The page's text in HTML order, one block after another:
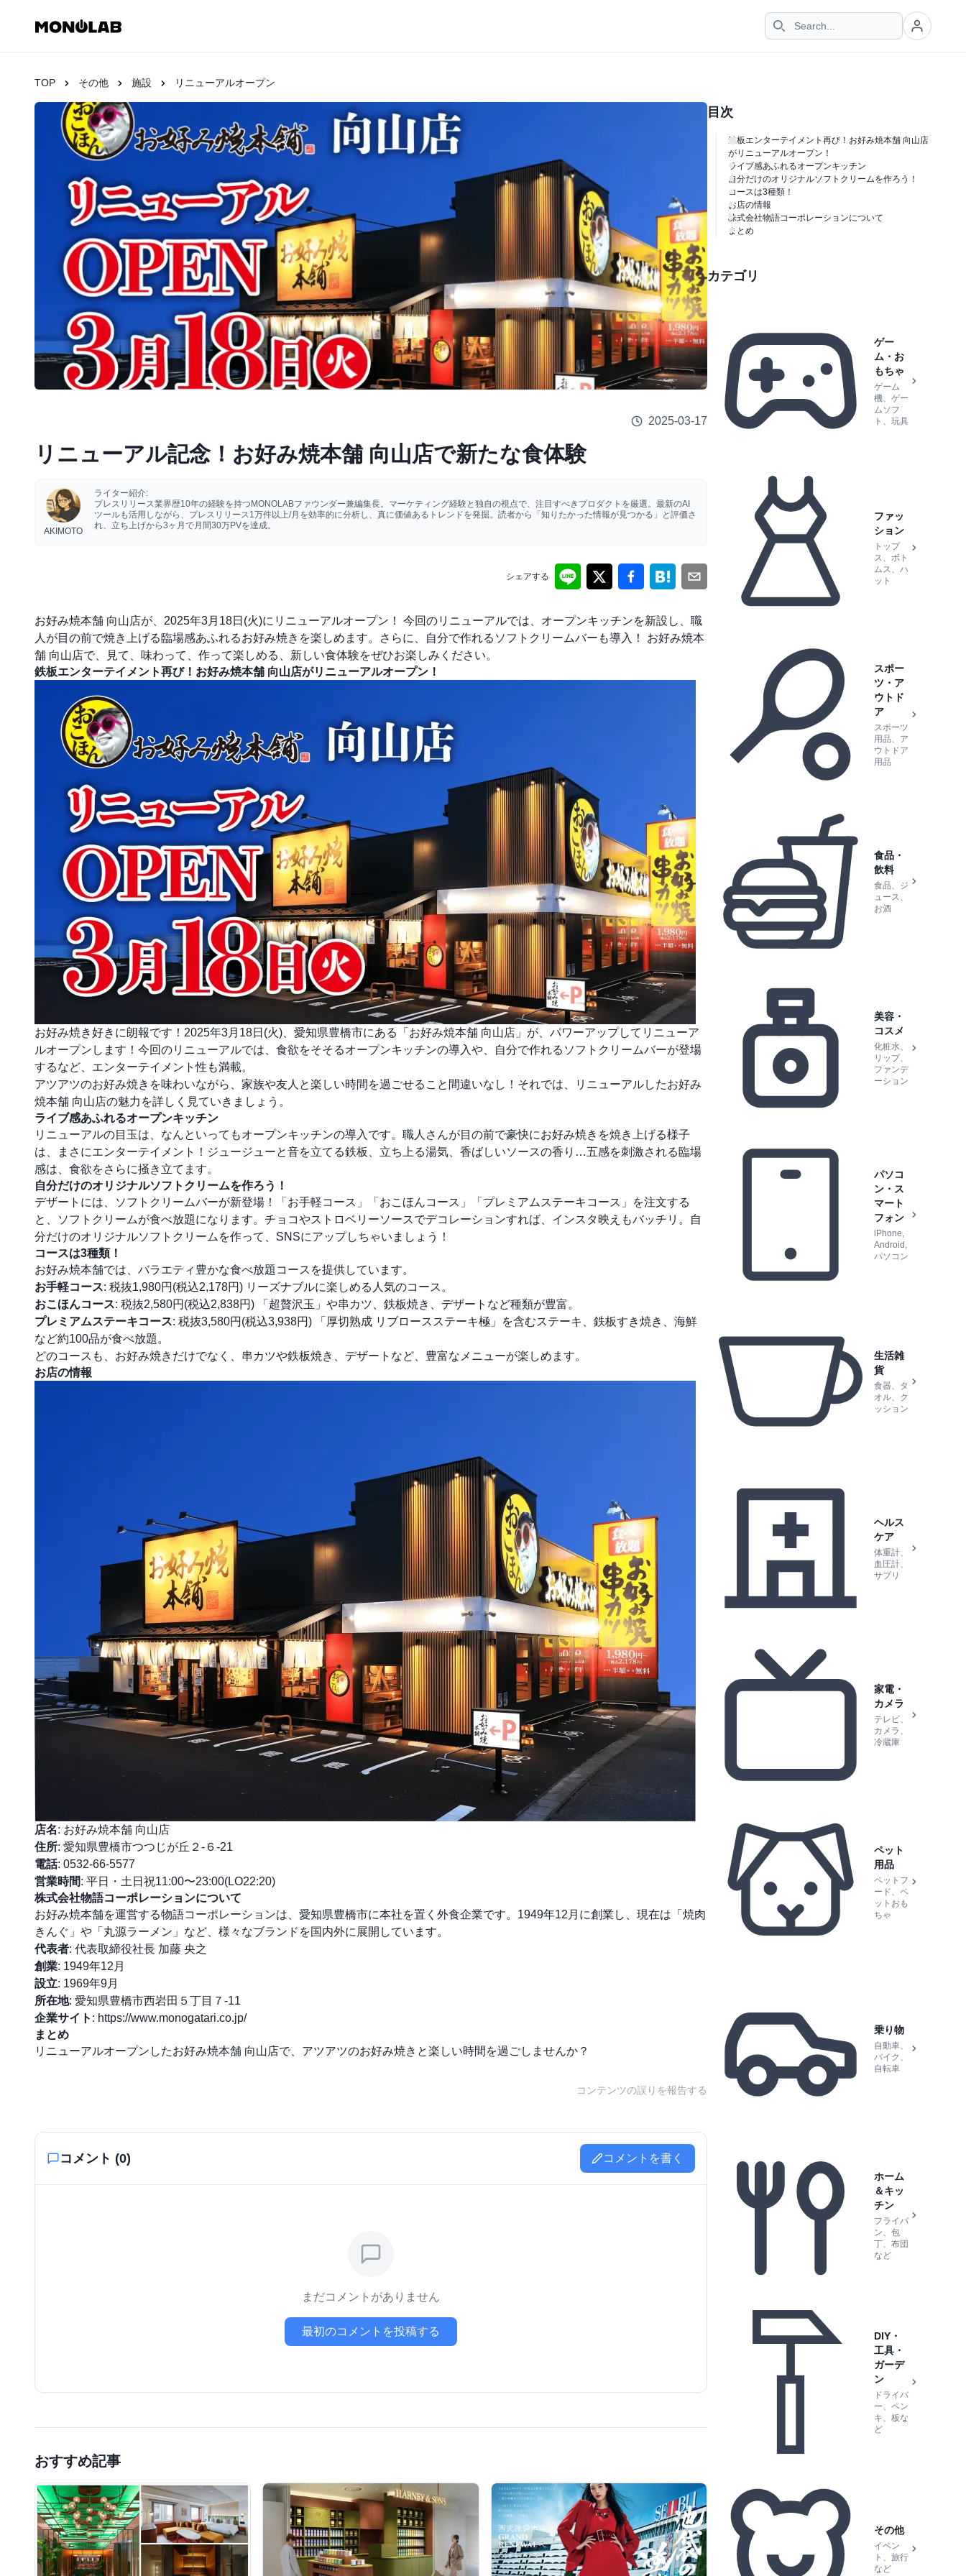
TOP その他 施設 リニューアルオープン
2025-03-17
リニューアル記念！お好み焼本舗 向山店で新たな食体験
AKIMOTO
ライター紹介:
プレスリリース業界歴10年の経験を持つMONOLABファウンダー兼編集長。マーケティング経験と独自の視点で、注目すべきプロダクトを厳選。最新のAI
ツールも活用しながら、プレスリリース1万件以上/月を効率的に分析し、真に価値あるトレンドを発掘。読者から「知りたかった情報が見つかる」と評価さ
れ、立ち上げから3ヶ月で月間30万PVを達成。
シェアする
お好み焼本舗 向山店が、2025年3月18日(火)にリニューアルオープン！ 今回のリニューアルでは、オープンキッチンを新設し、職
人が目の前で焼き上げる臨場感あふれるお好み焼きを楽しめます。さらに、自分で作れるソフトクリームバーも導入！ お好み焼本
舗 向山店で、見て、味わって、作って楽しめる、新しい食体験をぜひお楽しみください。
鉄板エンターテイメント再び！お好み焼本舗 向山店がリニューアルオープン！
お好み焼き好きに朗報です！2025年3月18日(火)、愛知県豊橋市にある「お好み焼本舗 向山店」が、パワーアップしてリニューア
ルオープンします！今回のリニューアルでは、食欲をそそるオープンキッチンの導入や、自分で作れるソフトクリームバーが登場
するなど、エンターテイメント性も満載。
アツアツのお好み焼きを味わいながら、家族や友人と楽しい時間を過ごせること間違いなし！それでは、リニューアルしたお好み
焼本舗 向山店の魅力を詳しく見ていきましょう。
ライブ感あふれるオープンキッチン
リニューアルの目玉は、なんといってもオープンキッチンの導入です。職人さんが目の前で豪快にお好み焼きを焼き上げる様子
は、まさにエンターテイメント！ジュージューと音を立てる鉄板、立ち上る湯気、香ばしいソースの香り…五感を刺激される臨場
感は、食欲をさらに掻き立てます。
自分だけのオリジナルソフトクリームを作ろう！
デザートには、ソフトクリームバーが新登場！「お手軽コース」「おこほんコース」「プレミアムステーキコース」を注文する
と、ソフトクリームが食べ放題になります。チョコやストロベリーソースでデコレーションすれば、インスタ映えもバッチリ。自
分だけのオリジナルソフトクリームを作って、SNSにアップしちゃいましょう！
コースは3種類！
お好み焼本舗では、バラエティ豊かな食べ放題コースを提供しています。
お手軽コース: 税抜1,980円(税込2,178円) リーズナブルに楽しめる人気のコース。
おこほんコース: 税抜2,580円(税込2,838円) 「超贅沢玉」や串カツ、鉄板焼き、デザートなど種類が豊富。
プレミアムステーキコース: 税抜3,580円(税込3,938円) 「厚切熟成 リブロースステーキ極」を含むステーキ、鉄板すき焼き、海鮮
など約100品が食べ放題。
どのコースも、お好み焼きだけでなく、串カツや鉄板焼き、デザートなど、豊富なメニューが楽しめます。
お店の情報
店名: お好み焼本舗 向山店
住所: 愛知県豊橋市つつじが丘２-６-21
電話: 0532-66-5577
営業時間: 平日・土日祝11:00〜23:00(LO22:20)
株式会社物語コーポレーションについて
お好み焼本舗を運営する物語コーポレーションは、愛知県豊橋市に本社を置く外食企業です。1949年12月に創業し、現在は「焼肉
きんぐ」や「丸源ラーメン」など、様々なブランドを国内外に展開しています。
代表者: 代表取締役社長 加藤 央之
創業: 1949年12月
設立: 1969年9月
所在地: 愛知県豊橋市西岩田５丁目７-11
企業サイト : https://www.monogatari.co.jp/
まとめ
リニューアルオープンしたお好み焼本舗 向山店で、アツアツのお好み焼きと楽しい時間を過ごしませんか？
コンテンツの誤りを報告する
コメント (0) コメントを書く
まだコメントがありません
最初のコメントを投稿する
おすすめ記事
目次
鉄板エンターテイメント再び！お好み焼本舗 向山店
がリニューアルオープン！
ライブ感あふれるオープンキッチン
自分だけのオリジナルソフトクリームを作ろう！
コースは3種類！
お店の情報
株式会社物語コーポレーションについて
まとめ
カテゴリ
ゲー
ム・お
もちゃ
ゲーム
機、ゲー
ムソフ
ト、玩具
ファッ
ション
トップ
ス、ボト
ムス、ハ
ット
スポー
ツ・ア
ウトド
ア
スポーツ
用品、ア
ウトドア
用品
食品・
飲料
食品、ジ
ュース、
お酒
美容・
コスメ
化粧水、
リップ、
ファンデ
ーション
パソコ
ン・ス
マート
フォン
iPhone,
Android,
パソコン
生活雑
貨
食器、タ
オル、ク
ッション
ヘルス
ケア
体重計、
血圧計、
サプリ
家電・
カメラ
テレビ、
カメラ、
冷蔵庫
ペット
用品
ペットフ
ード、ペ
ットおも
ちゃ
乗り物
自動車、
バイク、
自転車
ホーム
＆キッ
チン
フライパ
ン、包
丁、布団
など
DIY・
工具・
ガーデ
ン
ドライバ
ー、ペン
キ、板な
ど
その他
イベン
ト、旅行
など